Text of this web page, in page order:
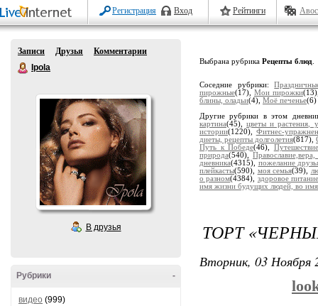
Регистрация Вход Рейтинги
Записи Друзья
Комментарии
Ipola
В друзья
-
Рубрики
видео (999)
Выбрана рубрика Рецепты блюд
Соседние рубрики:
пирожные(17), Мои пирожки
блины, оладьи(4), Моё печенье(6)
Другие рубрики в этом
картина(45),цветы и растения,
истории(1220), Фитнес-
диеты, рецепты долголетия(817),
Путь к Победе(46),
природа(540),
дневника(4315), пожелание
плейкасты(590), моя семья(39),
о разном(4384), здоровое
имя жизни будущих людей, во
ТОРТ
Вторник, 03 Ноября